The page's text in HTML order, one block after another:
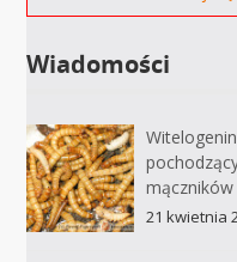
Wiadomości
mączników
21 kwietnia